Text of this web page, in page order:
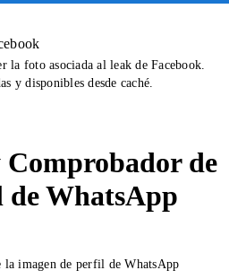
la foto asociada al leak de Facebook.
y disponibles desde caché.
Comprobador de
WhatsApp
imagen de perfil de WhatsApp